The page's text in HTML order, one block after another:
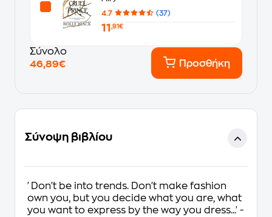
4.7 (37)
11 ,91€
Σύνολο
46,89€
Προσθήκη
Σύνοψη βιβλίου
'Don't be into trends. Don't make fashion
own you, but you decide what you are, what
you want to express by the way you dress...' -